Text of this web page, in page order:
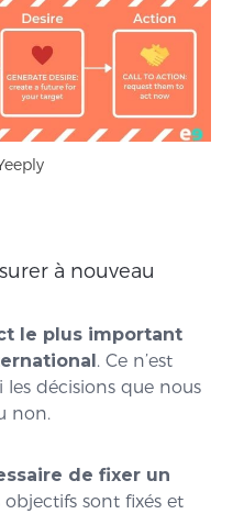
à nouveau
le plus important
. Ce n’est
les décisions que nous
non.
de fixer un
sont fixés et